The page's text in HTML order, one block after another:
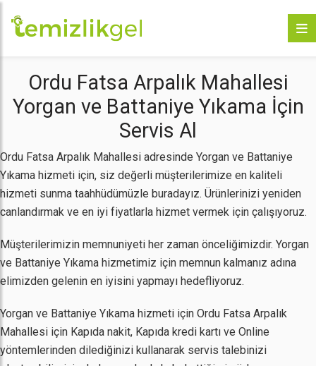
Ordu Fatsa Arpalık Mahallesi
Yorgan ve Battaniye Yıkama İçin
Servis Al
Ordu Fatsa Arpalık Mahallesi adresinde Yorgan ve Battaniye
Yıkama hizmeti için, siz değerli müşterilerimize en kaliteli
hizmeti sunma taahhüdümüzle buradayız. Ürünlerinizi yeniden
canlandırmak ve en iyi fiyatlarla hizmet vermek için çalışıyoruz.
Müşterilerimizin memnuniyeti her zaman önceliğimizdir. Yorgan
ve Battaniye Yıkama hizmetimiz için memnun kalmanız adına
elimizden gelenin en iyisini yapmayı hedefliyoruz.
Yorgan ve Battaniye Yıkama hizmeti için Ordu Fatsa Arpalık
Mahallesi için Kapıda nakit, Kapıda kredi kartı ve Online
yöntemlerinden dilediğinizi kullanarak servis talebinizi